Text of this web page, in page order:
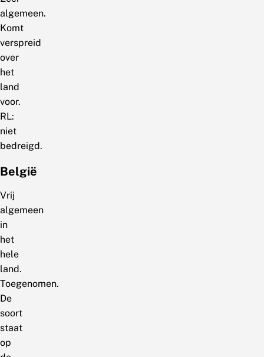
algemeen.
Komt
verspreid
over
het
land
voor.
RL:
niet
bedreigd.
België
Vrij
algemeen
in
het
hele
land.
Toegenomen.
De
soort
staat
op